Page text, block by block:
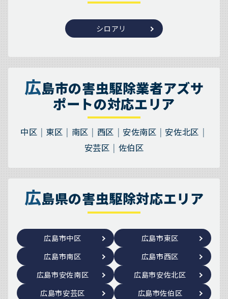
シロアリ
広島市の害虫駆除業者アズサ
ポートの対応エリア
中区 東区 南区 西区 安佐南区
安佐北区
安芸区
佐伯区
広島県の害虫駆除対応エリア
広島市中区
広島市東区
広島市南区
広島市西区
広島市安佐南区
広島市安佐北区
広島市安芸区
広島市佐伯区